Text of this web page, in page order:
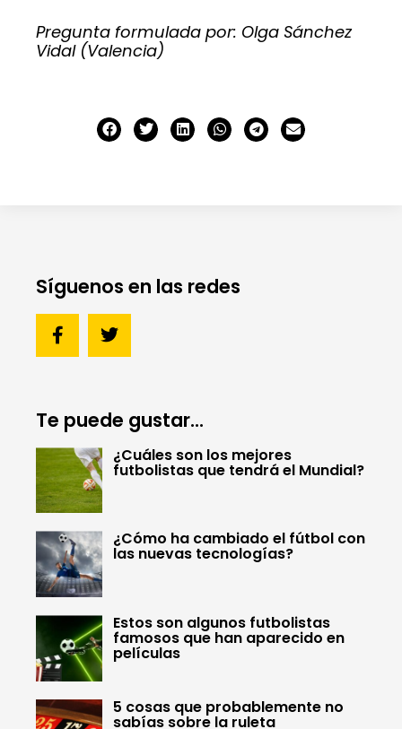
Pregunta formulada por: Olga Sánchez
Vidal (Valencia)
Síguenos en las redes
Te puede gustar...
¿Cuáles son los mejores
futbolistas que tendrá el Mundial?
¿Cómo ha cambiado el fútbol con
las nuevas tecnologías?
Estos son algunos futbolistas
famosos que han aparecido en
películas
5 cosas que probablemente no
sabías sobre la ruleta